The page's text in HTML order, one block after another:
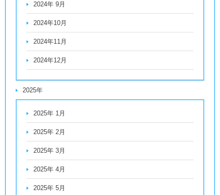
2024年 9月
2024年10月
2024年11月
2024年12月
2025年
2025年 1月
2025年 2月
2025年 3月
2025年 4月
2025年 5月